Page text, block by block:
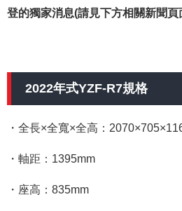
登的獨家消息(請見下方相關新聞頁
2022年式YZF-R7規格
・全長×全寬×全高：
・軸距：1395mm
・座高：835mm